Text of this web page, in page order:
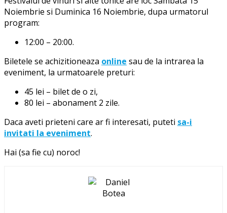
Noiembrie si Duminica 16 Noiembrie, dupa urmatorul
program:
12:00 – 20:00.
Biletele se achizitioneaza online sau de la intrarea la
eveniment, la urmatoarele preturi:
45 lei – bilet de o zi,
80 lei – abonament 2 zile.
Daca aveti prieteni care ar fi interesati, puteti sa-i
invitati la eveniment.
Hai (sa fie cu) noroc!